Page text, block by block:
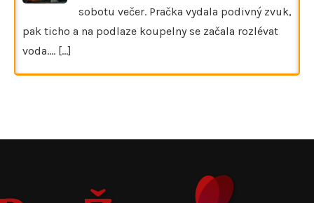
sobotu večer. Pračka vydala podivný zvuk,
pak ticho a na podlaze koupelny se začala rozlévat
voda.… [...]